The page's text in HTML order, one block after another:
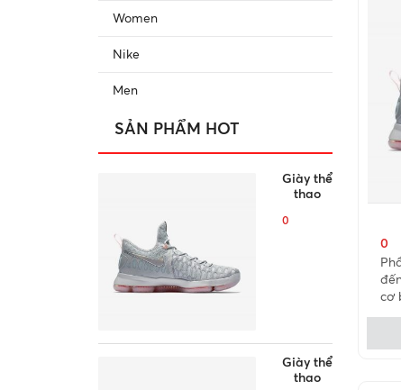
Women
Nike
Men
SẢN PHẨM HOT
Giày thể
thao
0
Giày thể
thao
0
cơ